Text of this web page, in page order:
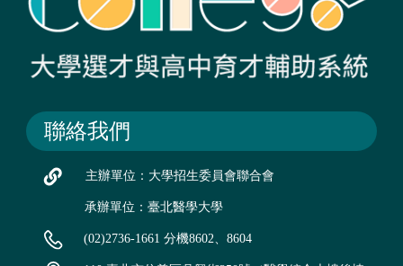
聯絡我們
主辦單位：大學招生委員會聯合會
承辦單位：臺北醫學大學
(02)2736-1661 分機8602、8604